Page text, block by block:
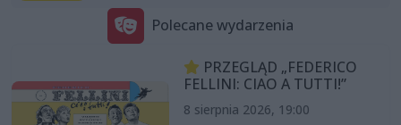
Polecane wydarzenia
PRZEGLĄD „FEDERICO
FELLINI: CIAO A TUTTI!”
8 sierpnia 2026, 19:00